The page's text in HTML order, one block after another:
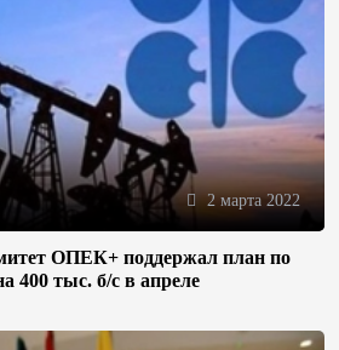
2 марта 2022
ОПЕК+ поддержал план по
400 тыс. б/с в апреле